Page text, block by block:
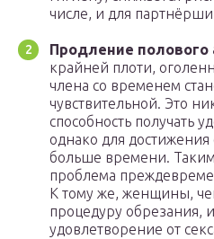
числе, и для
Продление полового
крайней плоти,
члена со временем
чувствительной. Это
способность получать
однако для
больше времени.
проблема
К тому же, женщины,
процедуру обрезания,
удовлетворение от